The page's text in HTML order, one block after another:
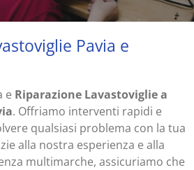
Pavia e
e Riparazione Lavastoviglie a
. Offriamo interventi rapidi e
qualsiasi problema con la tua
alla nostra esperienza e alla
multimarche, assicuriamo che